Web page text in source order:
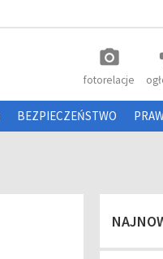
photo_camera
fotorelacje
BEZPIECZEŃSTWO